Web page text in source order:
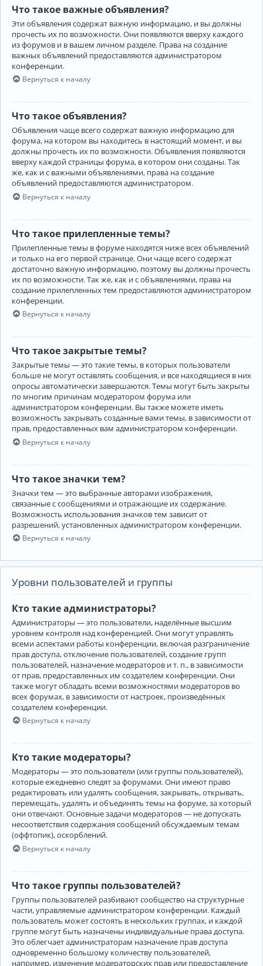
Что такое важные объявления?
Эти объявления содержат важную информацию, и вы должны
прочесть их по возможности. Они появляются вверху каждого
из форумов и в вашем личном разделе. Права на создание
важных объявлений предоставляются администратором
конференции.
Вернуться к началу
Что такое объявления?
Объявления чаще всего содержат важную информацию для
форума, на котором вы находитесь в настоящий момент, и вы
должны прочесть их по возможности. Объявления появляются
вверху каждой страницы форума, в котором они созданы. Так
же, как и с важными объявлениями, права на создание
объявлений предоставляются администратором.
Вернуться к началу
Что такое прилепленные темы?
Прилепленные темы в форуме находятся ниже всех объявлений
и только на его первой странице. Они чаще всего содержат
достаточно важную информацию, поэтому вы должны прочесть
их по возможности. Так же, как и с объявлениями, права на
создание прилепленных тем предоставляются администратором
конференции.
Вернуться к началу
Что такое закрытые темы?
Закрытые темы — это такие темы, в которых пользователи
больше не могут оставлять сообщения, и все находящиеся в них
опросы автоматически завершаются. Темы могут быть закрыты
по многим причинам модератором форума или
администратором конференции. Вы также можете иметь
возможность закрывать созданные вами темы, в зависимости от
прав, предоставленных вам администратором конференции.
Вернуться к началу
Что такое значки тем?
Значки тем — это выбранные авторами изображения,
связанные с сообщениями и отражающие их содержание.
Возможность использования значков тем зависит от
разрешений, установленных администратором конференции.
Вернуться к началу
Уровни пользователей и группы
Кто такие администраторы?
Администраторы — это пользователи, наделённые высшим
уровнем контроля над конференцией. Они могут управлять
всеми аспектами работы конференции, включая разграничение
прав доступа, отключение пользователей, создание групп
пользователей, назначение модераторов и т. п., в зависимости
от прав, предоставленных им создателем конференции. Они
также могут обладать всеми возможностями модераторов во
всех форумах, в зависимости от настроек, произведённых
создателем конференции.
Вернуться к началу
Кто такие модераторы?
Модераторы — это пользователи (или группы пользователей),
которые ежедневно следят за форумами. Они имеют право
редактировать или удалять сообщения, закрывать, открывать,
перемещать, удалять и объединять темы на форуме, за который
они отвечают. Основные задачи модераторов — не допускать
несоответствия содержания сообщений обсуждаемым темам
(оффтопик), оскорблений.
Вернуться к началу
Что такое группы пользователей?
Группы пользователей разбивают сообщество на структурные
части, управляемые администратором конференции. Каждый
пользователь может состоять в нескольких группах, и каждой
группе могут быть назначены индивидуальные права доступа.
Это облегчает администраторам назначение прав доступа
одновременно большому количеству пользователей,
например, изменение модераторских прав или предоставление